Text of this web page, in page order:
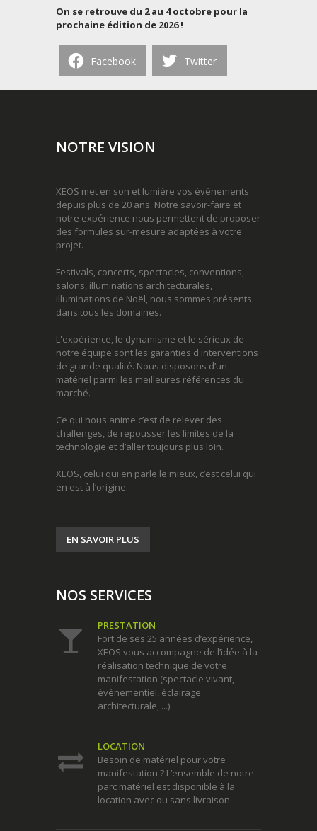
On se retrouve du 2 au 4 octobre pour la
prochaine édition de 2026 !
Facebook Twitter
NOTRE VISION
XEOS met en son et lumière vos événements
depuis plus de 20 ans. Notre savoir-faire et
notre expérience nous permettent de proposer
des formules sur-mesure adaptées à votre
projet.
Festivals, concerts, spectacles, conventions,
salons, illuminations architecturales,
illuminations de Noël, nous sommes présents
dans tous les domaines.
L'expérience, le dynamisme et le sérieux de
notre équipe sont les garanties d'interventions
de grande qualité. Nous disposons d’un
matériel parmi les meilleures références du
marché.
Ce qui nous anime c’est de relever des
challenges, de repousser les limites de la
technologie et d’aller toujours plus loin.
XEOS, celui qui en parle le mieux, c’est celui qui
en est à l’origine.
EN SAVOIR PLUS
NOS SERVICES
PRESTATION
Fort de ses 25 années d’expérience,
XEOS vous accompagne de l’idée à la
réalisation technique de votre
manifestation (spectacle vivant,
événementiel, éclairage
architecturale, ...).
LOCATION
Besoin de matériel pour votre
manifestation ? L’ensemble de notre
parc matériel est disponible à la
location avec ou sans livraison.